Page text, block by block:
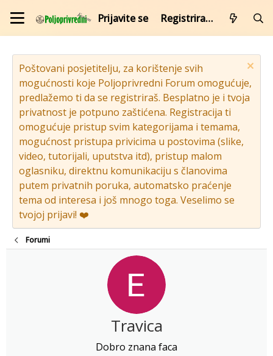
Prijavite se Registrirajte se
Poštovani posjetitelju, za korištenje svih
mogućnosti koje Poljoprivredni Forum omogućuje,
predlažemo ti da se registriraš. Besplatno je i tvoja
privatnost je potpuno zaštićena. Registracija ti
omogućuje pristup svim kategorijama i temama,
mogućnost pristupa privicima u postovima (slike,
video, tutorijali, uputstva itd), pristup malom
oglasniku, direktnu komunikaciju s članovima
putem privatnih poruka, automatsko praćenje
tema od interesa i još mnogo toga. Veselimo se
tvojoj prijavi! ❤️
Forumi
Travica
Dobro znana faca